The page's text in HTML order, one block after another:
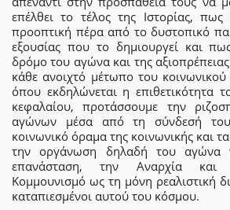
επέλθει το τέλος της Ιστορίας,
προοπτική πέρα από το δυστοπικό
εξουσίας που το δημιουργεί και
δρόμο του αγώνα και της
κάθε ανοιχτό μέτωπο του
όπου εκδηλώνεται η επιθετικότητα
κεφαλαίου, προτάσσουμε την
αγώνων μέσα από τη σύνδεσή
κοινωνικό όραμα της κοινωνικής και
την οργάνωση δηλαδή του αγώνα
επανάσταση, την Αναρχία και
Κομμουνισμό ως τη μόνη ρεαλιστική
καταπιεσμένοι αυτού του κόσμου.